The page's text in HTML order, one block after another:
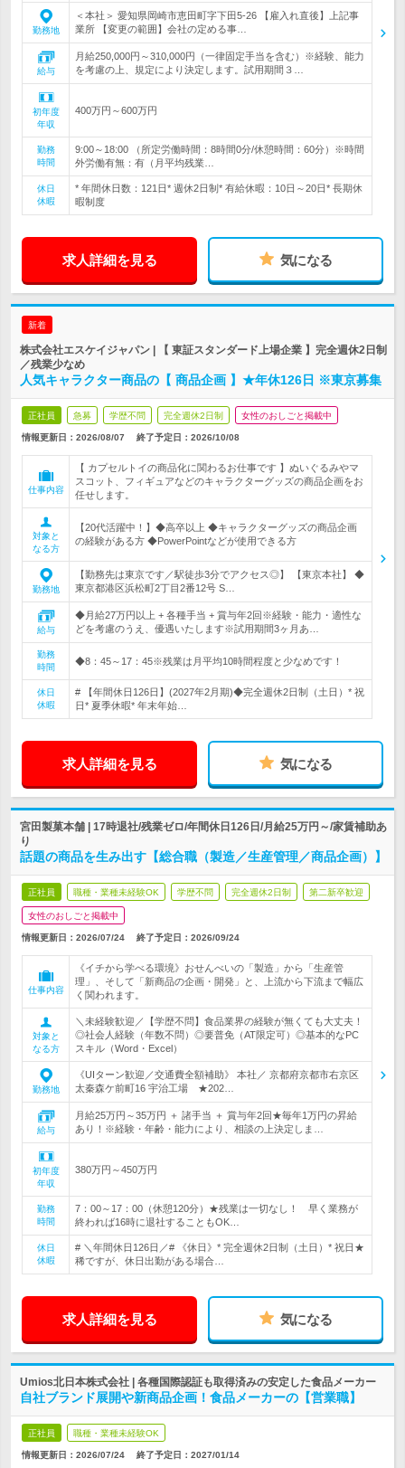
勤務地
＜本社＞ 愛知県岡崎市恵田町字下田5-26 【雇入れ直後】上記事
業所 【変更の範囲】会社の定める事…
給与
月給250,000円～310,000円（一律固定手当を含む）※経験、能力
を考慮の上、規定により決定します。試用期間３…
初年度
年収
400万円～600万円
勤務
時間
9:00～18:00 （所定労働時間：8時間0分/休憩時間：60分）※時間
外労働有無：有（月平均残業…
休日
休暇
* 年間休日数：121日* 週休2日制* 有給休暇：10日～20日* 長期休
暇制度
求人詳細を見る 気になる
新着
株式会社エスケイジャパン | 【 東証スタンダード上場企業 】完全週休2日制
／残業少なめ
人気キャラクター商品の【 商品企画 】★年休126日 ※東京募集
正社員 急募 学歴不問 完全週休2日制 女性のおしごと掲載中
情報更新日：2026/08/07 終了予定日： 2026/10/08
仕事内容
【 カプセルトイの商品化に関わるお仕事です 】ぬいぐるみやマ
スコット、フィギュアなどのキャラクターグッズの商品企画をお
任せします。
対象と
なる方
【20代活躍中！】◆高卒以上 ◆キャラクターグッズの商品企画
の経験がある方 ◆PowerPointなどが使用できる方
勤務地
【勤務先は東京です／駅徒歩3分でアクセス◎】 【東京本社】 ◆
東京都港区浜松町2丁目2番12号 S…
給与
◆月給27万円以上 + 各種手当 + 賞与年2回※経験・能力・適性な
どを考慮のうえ、優遇いたします※試用期間3ヶ月あ…
勤務
時間
◆8：45～17：45※残業は月平均10時間程度と少なめです！
休日
休暇
# 【年間休日126日】(2027年2月期)◆完全週休2日制（土日）* 祝
日* 夏季休暇* 年末年始…
求人詳細を見る 気になる
宮田製菓本舗 | 17時退社/残業ゼロ/年間休日126日/月給25万円～/家賃補助あ
り
話題の商品を生み出す【総合職（製造／生産管理／商品企画）】
正社員 職種・業種未経験OK 学歴不問 完全週休2日制 第二新卒歓迎
女性のおしごと掲載中
情報更新日：2026/07/24 終了予定日： 2026/09/24
仕事内容
《イチから学べる環境》おせんべいの「製造」から「生産管
理」、そして「新商品の企画・開発」と、上流から下流まで幅広
く関われます。
対象と
なる方
＼未経験歓迎／【学歴不問】食品業界の経験が無くても大丈夫！
◎社会人経験（年数不問）◎要普免（AT限定可）◎基本的なPC
スキル（Word・Excel）
勤務地
《UIターン歓迎／交通費全額補助》 本社／ 京都府京都市右京区
太秦森ケ前町16 宇治工場 ★202…
給与
月給25万円～35万円 ＋ 諸手当 ＋ 賞与年2回★毎年1万円の昇給
あり！※経験・年齢・能力により、相談の上決定しま…
初年度
年収
380万円～450万円
勤務
時間
7：00～17：00（休憩120分）★残業は一切なし！ 早く業務が
終われば16時に退社することもOK…
休日
休暇
# ＼年間休日126日／# 《休日》* 完全週休2日制（土日）* 祝日★
稀ですが、休日出勤がある場合…
求人詳細を見る 気になる
Umios北日本株式会社 | 各種国際認証も取得済みの安定した食品メーカー
自社ブランド展開や新商品企画！食品メーカーの【営業職】
正社員 職種・業種未経験OK
情報更新日：2026/07/24 終了予定日： 2027/01/14